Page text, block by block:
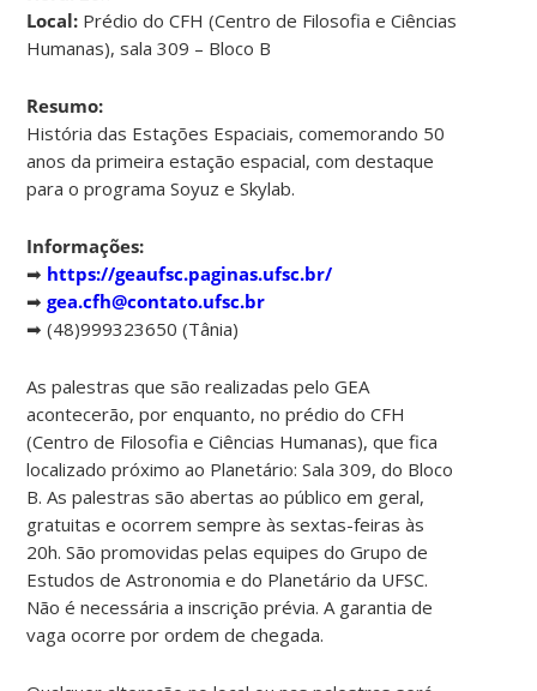
Local: Prédio do CFH (Centro de Filosofia e Ciências
Humanas), sala 309 – Bloco B
Resumo:
História das Estações Espaciais, comemorando 50
anos da primeira estação espacial, com destaque
para o programa Soyuz e Skylab.
Informações:
➡ https://geaufsc.paginas.ufsc.br/
➡gea.cfh@contato.ufsc.br
➡ (48)999323650 (Tânia)
As palestras que são realizadas pelo GEA
acontecerão, por enquanto, no prédio do CFH
(Centro de Filosofia e Ciências Humanas), que fica
localizado próximo ao Planetário: Sala 309, do Bloco
B. As palestras são abertas ao público em geral,
gratuitas e ocorrem sempre às sextas-feiras às
20h. São promovidas pelas equipes do Grupo de
Estudos de Astronomia e do Planetário da UFSC.
Não é necessária a inscrição prévia. A garantia de
vaga ocorre por ordem de chegada.